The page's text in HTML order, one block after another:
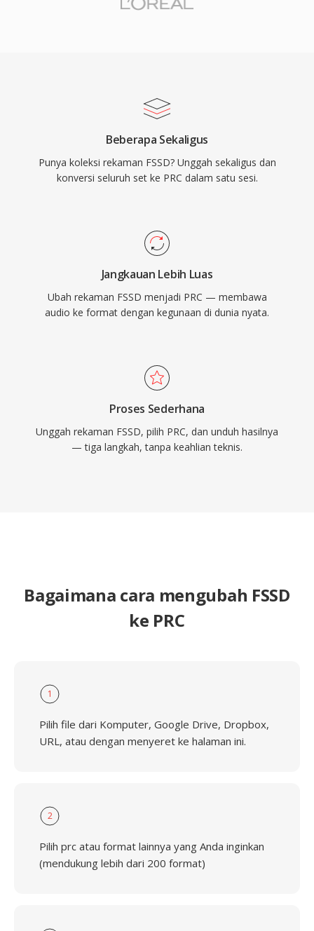
Beberapa Sekaligus
Punya koleksi rekaman FSSD? Unggah sekaligus dan
konversi seluruh set ke PRC dalam satu sesi.
Jangkauan Lebih Luas
Ubah rekaman FSSD menjadi PRC — membawa
audio ke format dengan kegunaan di dunia nyata.
Proses Sederhana
Unggah rekaman FSSD, pilih PRC, dan unduh hasilnya
— tiga langkah, tanpa keahlian teknis.
Bagaimana cara mengubah FSSD
ke PRC
1
Pilih file dari Komputer, Google Drive, Dropbox,
URL, atau dengan menyeret ke halaman ini.
2
Pilih prc atau format lainnya yang Anda inginkan
(mendukung lebih dari 200 format)